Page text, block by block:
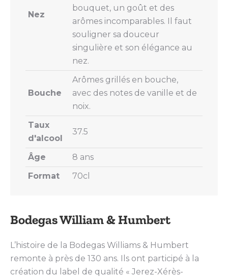
Bodegas William & Humbert
L’histoire de la Bodegas Williams & Humbert
remonte à près de 130 ans. Ils ont participé à la
création du label de qualité « Jerez-Xérès-
Nez
bouquet, un goût et des
arômes incomparables. Il faut
souligner sa douceur
singulière et son élégance au
nez.
Bouche
Arômes grillés en bouche,
avec des notes de vanille et de
noix.
Taux
d'alcool
37.5
Âge
8 ans
Format
70cl